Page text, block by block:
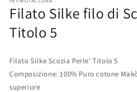
Filato Silke filo di
Titolo 5
Filato Silke Scozia Perle' Titolo 5
Composizione: 100% Puro cotone
superiore